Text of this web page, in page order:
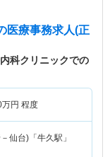
医療事務求人(正
科クリニックでの
万円 程度
仙台)「牛久駅」